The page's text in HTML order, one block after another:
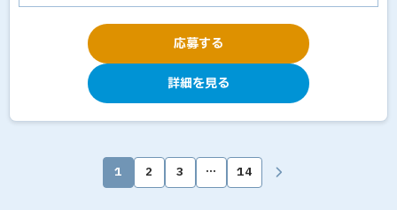
応募する
詳細を見る
1 2 3 … 14